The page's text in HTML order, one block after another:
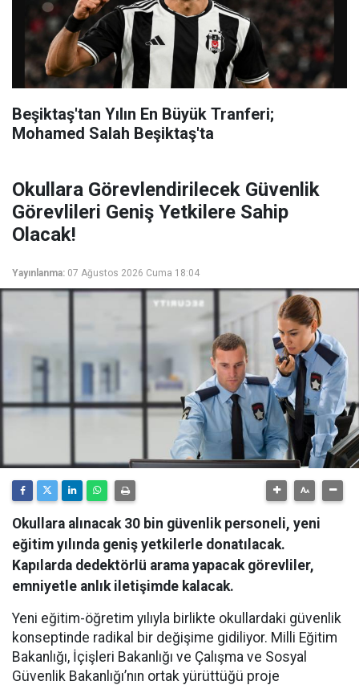
Beşiktaş'tan Yılın En Büyük Tranferi;
Mohamed Salah Beşiktaş'ta
Okullara Görevlendirilecek Güvenlik
Görevlileri Geniş Yetkilere Sahip
Olacak!
Yayınlanma: 07 Ağustos 2026 Cuma 18:04
Okullara alınacak 30 bin güvenlik personeli, yeni
eğitim yılında geniş yetkilerle donatılacak.
Kapılarda dedektörlü arama yapacak görevliler,
emniyetle anlık iletişimde kalacak.
Yeni eğitim-öğretim yılıyla birlikte okullardaki güvenlik
konseptinde radikal bir değişime gidiliyor. Milli Eğitim
Bakanlığı, İçişleri Bakanlığı ve Çalışma ve Sosyal
Güvenlik Bakanlığı’nın ortak yürüttüğü proje